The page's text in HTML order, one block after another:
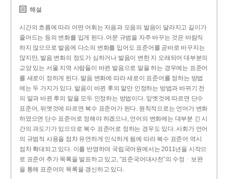
해설
시간의 흐름에 따라 어떤 어휘는 자음과 모음의 발음이 달라지고 길이가
줄어드는 등의 변화를 입게 된다. 어문 규범을 자주 바꾸는 것은 바람직
하지 않으므로 발음에 다소의 변화를 입어도 표준어를 곧바로 바꾸지는
않지만, 발음 변화의 정도가 심하거나 발음이 변한 지 오래되어 대부분의
교양 있는 서울 지역 사람들이 바뀐 발음으로 말을 하는 경우에는 표준어
를 새로이 정하게 된다. 발음 변화에 따라 새로이 표준어를 정하는 방법
에는 두 가지가 있다. 발음이 바뀐 후의 말만 인정하는 방법과 바뀌기 전
의 말과 바뀐 후의 말을 모두 인정하는 방법이다. 앞엣것에 따르면 단수
표준어, 뒤엣것에 따르면 복수 표준어가 된다. 원칙적으로는 언어가 변화
하였으면 단수 표준어로 정해야 하겠으나, 언어의 변화에는 대부분 긴 시
간의 과도기가 있으므로 복수 표준어로 정하는 경우도 있다. 사회가 언어
의 규범적 사용을 점차 유연하게 인식하게 됨에 따라 복수 표준어 역시
점차 확대되고 있다. 이를 반영하여 국립국어원에서는 2011년을 시작으
로 표준어 추가 목록을 발표하고 있고, “표준국어대사전”의 수정ㆍ보완
을 통해 표준어의 목록을 갱신하고 있다.